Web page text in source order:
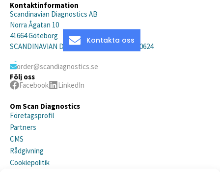
Kontaktinformation
Scandinavian Diagnostics AB
Norra Ågatan 10
41664 Göteborg
SCANDINAVIAN DIAGNOSTICS AB, 559019-0624
031-792 20 20
order@scandiagnostics.se
Följ oss
Facebook
LinkedIn
Om Scan Diagnostics
Företagsprofil
Partners
CMS
Rådgivning
Cookiepolitik
Kontakta oss